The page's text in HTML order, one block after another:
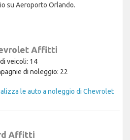
su Aeroporto Orlando.
Affitti
veicoli: 14
di noleggio: 22
le auto a noleggio di Chevrolet
Affitti